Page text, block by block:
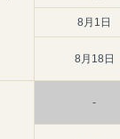
8月1日
8月18日
-